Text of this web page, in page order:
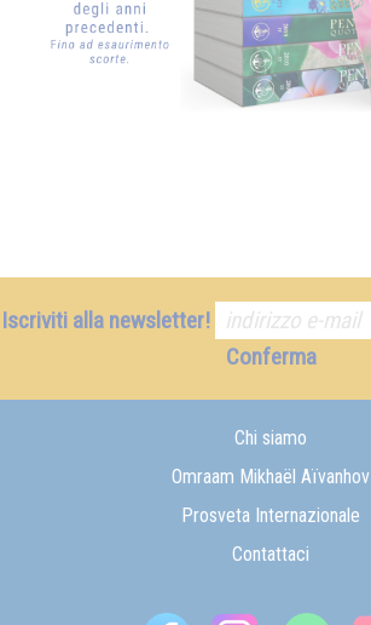
Iscriviti alla newsletter!
Conferma
Chi siamo
Omraam Mikhaël Aïvanhov
Prosveta Internazionale
Contattaci